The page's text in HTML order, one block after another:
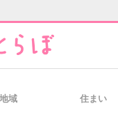
地域 住まい